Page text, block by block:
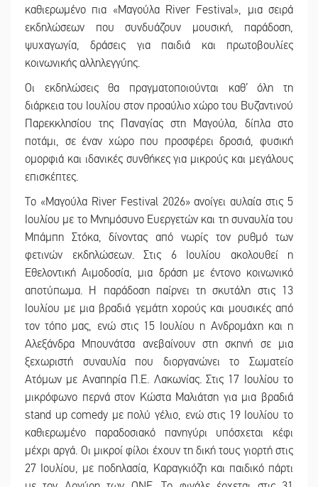
καθιερωμένο πια «Μαγούλα River Festival», μια σειρά
εκδηλώσεων που συνδυάζουν μουσική, παράδοση,
ψυχαγωγία, δράσεις για παιδιά και πρωτοβουλίες
κοινωνικής αλληλεγγύης.
Οι εκδηλώσεις θα πραγματοποιούνται καθ’ όλη τη
διάρκεια του Ιουλίου στον προαύλιο χώρο του Βυζαντινού
Παρεκκλησίου της Παναγίας στη Μαγούλα, δίπλα στο
ποτάμι, σε έναν χώρο που προσφέρει δροσιά, φυσική
ομορφιά και ιδανικές συνθήκες για μικρούς και μεγάλους
επισκέπτες.
Το «Μαγούλα River Festival 2026» ανοίγει αυλαία στις 5
Ιουλίου με το Μνημόσυνο Ευεργετών και τη συναυλία του
Μπάμπη Στόκα, δίνοντας από νωρίς τον ρυθμό των
φετινών εκδηλώσεων. Στις 6 Ιουλίου ακολουθεί η
Εθελοντική Αιμοδοσία, μια δράση με έντονο κοινωνικό
αποτύπωμα. Η παράδοση παίρνει τη σκυτάλη στις 13
Ιουλίου με μια βραδιά γεμάτη χορούς και μουσικές από
τον τόπο μας, ενώ στις 15 Ιουλίου η Ανδρομάχη και η
Αλεξάνδρα Μπουνάτσα ανεβαίνουν στη σκηνή σε μια
ξεχωριστή συναυλία που διοργανώνει το Σωματείο
Ατόμων με Αναπηρία Π.Ε. Λακωνίας. Στις 17 Ιουλίου το
μικρόφωνο περνά στον Κώστα Μαλιάτση για μια βραδιά
stand up comedy με πολύ γέλιο, ενώ στις 19 Ιουλίου το
καθιερωμένο παραδοσιακό πανηγύρι υπόσχεται κέφι
μέχρι αργά. Οι μικροί φίλοι έχουν τη δική τους γιορτή στις
27 Ιουλίου, με ποδηλασία, Καραγκιόζη και παιδικό πάρτι